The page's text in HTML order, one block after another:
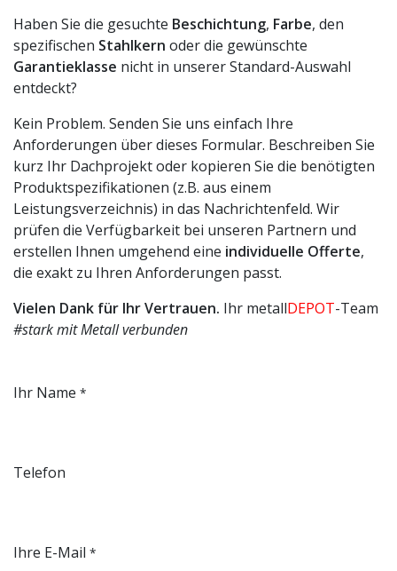
Haben Sie die gesuchte Beschichtung, Farbe, den
spezifischen Stahlkern oder die gewünschte
Garantieklasse nicht in unserer Standard-Auswahl
entdeckt?
Kein Problem. Senden Sie uns einfach Ihre
Anforderungen über dieses Formular. Beschreiben Sie
kurz Ihr Dachprojekt oder kopieren Sie die benötigten
Produktspezifikationen (z.B. aus einem
Leistungsverzeichnis) in das Nachrichtenfeld. Wir
prüfen die Verfügbarkeit bei unseren Partnern und
erstellen Ihnen umgehend eine individuelle Offerte,
die exakt zu Ihren Anforderungen passt.
Vielen Dank für Ihr Vertrauen. Ihr metallDEPOT-Team
#stark mit Metall verbunden
Ihr Name *
Telefon
Ihre E-Mail *